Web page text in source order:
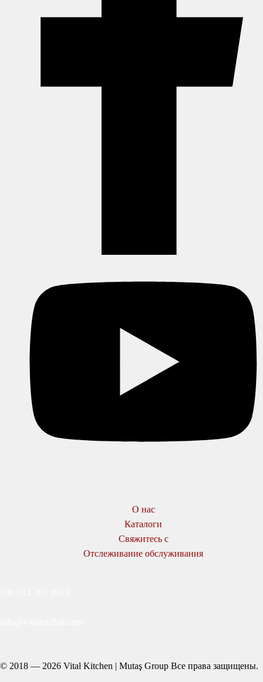
О нас
Каталоги
Свяжитесь с
Отслеживание обслуживания
© 2018 — 2026 Vital Kitchen | Mutaş Group Все права защищены.